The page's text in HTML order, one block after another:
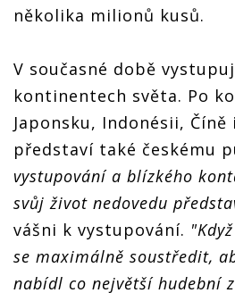
několika milionů kusů.
V současné době
kontinentech světa. Po
Japonsku, Indonésii, Číně
představí také českému
vystupování a blízkého
svůj život nedovedu
vášni k vystupování.
se maximálně soustředit,
nabídl co největší hudební